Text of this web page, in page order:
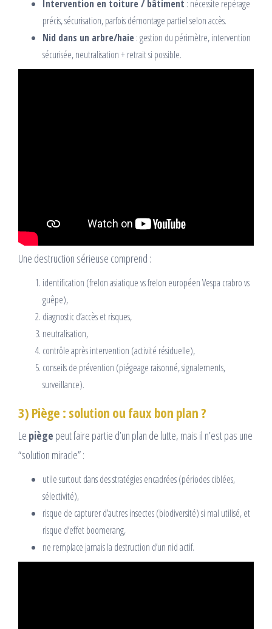
Intervention en toiture / bâtiment : nécessite repérage
précis, sécurisation, parfois démontage partiel selon accès.
Nid dans un arbre/haie : gestion du périmètre, intervention
sécurisée, neutralisation + retrait si possible.
Une destruction sérieuse comprend :
identification (frelon asiatique vs frelon européen Vespa crabro vs
guêpe),
diagnostic d’accès et risques,
neutralisation,
contrôle après intervention (activité résiduelle),
conseils de prévention (piégeage raisonné, signalements,
surveillance).
3) Piège : solution ou faux bon plan ?
Le piège peut faire partie d’un plan de lutte, mais il n’est pas une
“solution miracle” :
utile surtout dans des stratégies encadrées (périodes ciblées,
sélectivité),
risque de capturer d’autres insectes (biodiversité) si mal utilisé, et
risque d’effet boomerang,
ne remplace jamais la destruction d’un nid actif.